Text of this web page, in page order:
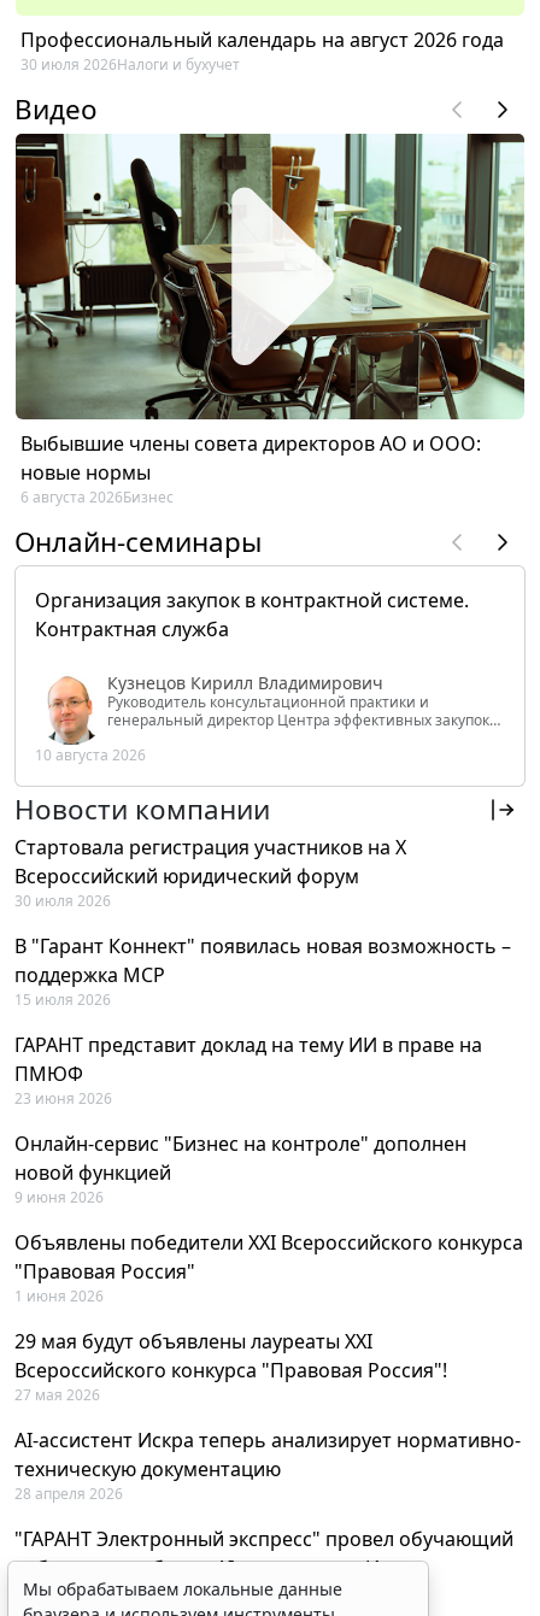
Профессиональный календарь на август 2026 года
30 июля 2026Налоги и бухучет
Видео
Выбывшие члены совета директоров АО и ООО:
новые нормы
6 августа 2026Бизнес
Онлайн-семинары
Организация закупок в контрактной системе.
Контрактная служба
Кузнецов Кирилл Владимирович
Руководитель консультационной практики и
генеральный директор Центра эффективных закупок
РФ
10 августа 2026
Новости компании
Стартовала регистрация участников на X
Всероссийский юридический форум
30 июля 2026
В "Гарант Коннект" появилась новая возможность –
поддержка MCP
15 июля 2026
ГАРАНТ представит доклад на тему ИИ в праве на
ПМЮФ
23 июня 2026
Онлайн-сервис "Бизнес на контроле" дополнен
новой функцией
9 июня 2026
Объявлены победители XXI Всероссийского конкурса
"Правовая Россия"
1 июня 2026
29 мая будут объявлены лауреаты XXI
Всероссийского конкурса "Правовая Россия"!
27 мая 2026
AI-ассистент Искра теперь анализирует нормативно-
техническую документацию
28 апреля 2026
"ГАРАНТ Электронный экспресс" провел обучающий
вебинар по работе с AI-ассистентом Искра
23 апреля 2026
Мы обрабатываем локальные данные